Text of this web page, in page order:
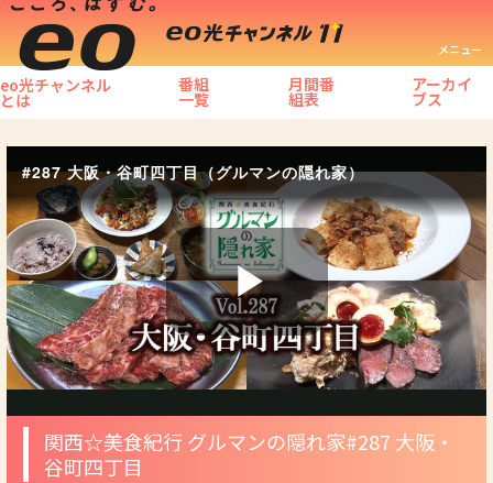
メニュー
eo光チャンネル
とは
番組
一覧
月間番
組表
アーカイ
ブス
#287 大阪・谷町四丁目（グルマンの隠れ家）
Play
Video
関西☆美食紀行 グルマンの隠れ家#287 大阪・
谷町四丁目